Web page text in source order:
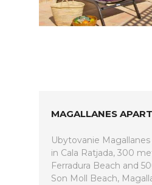
MAGALLANES
Ubytovanie
in Cala Ratjada, 300
Ferradura Beach and
Son Moll Beach,